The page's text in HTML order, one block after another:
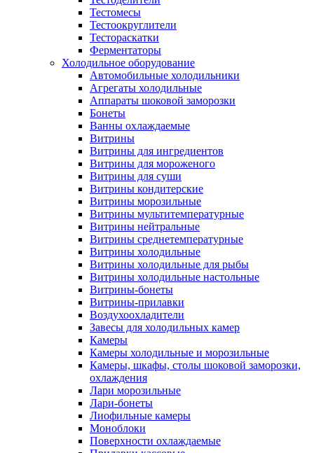
Тестомесы
Тестоокруглители
Тестораскатки
Ферментаторы
Холодильное оборудование
Автомобильные холодильники
Агрегаты холодильные
Аппараты шоковой заморозки
Бонеты
Ванны охлаждаемые
Витрины
Витрины для ингредиентов
Витрины для мороженого
Витрины для суши
Витрины кондитерские
Витрины морозильные
Витрины мультитемпературные
Витрины нейтральные
Витрины среднетемпературные
Витрины холодильные
Витрины холодильные для рыбы
Витрины холодильные настольные
Витрины-бонеты
Витрины-прилавки
Воздухоохладители
Завесы для холодильных камер
Камеры
Камеры холодильные и морозильные
Камеры, шкафы, столы шоковой заморозки,
охлаждения
Лари морозильные
Лари-бонеты
Лиофильные камеры
Моноблоки
Поверхности охлаждаемые